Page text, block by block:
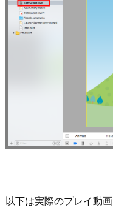
以下は実際のプレイ動画